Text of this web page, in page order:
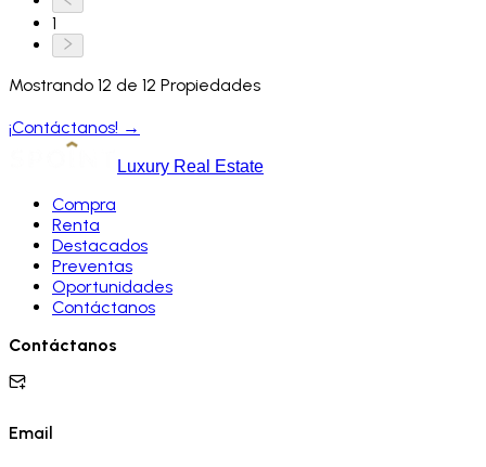
1
Mostrando 12 de 12 Propiedades
¡Contáctanos! →
Luxury Real Estate
Compra
Renta
Destacados
Preventas
Oportunidades
Contáctanos
Contáctanos
Email